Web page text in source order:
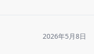
2026年5月8日